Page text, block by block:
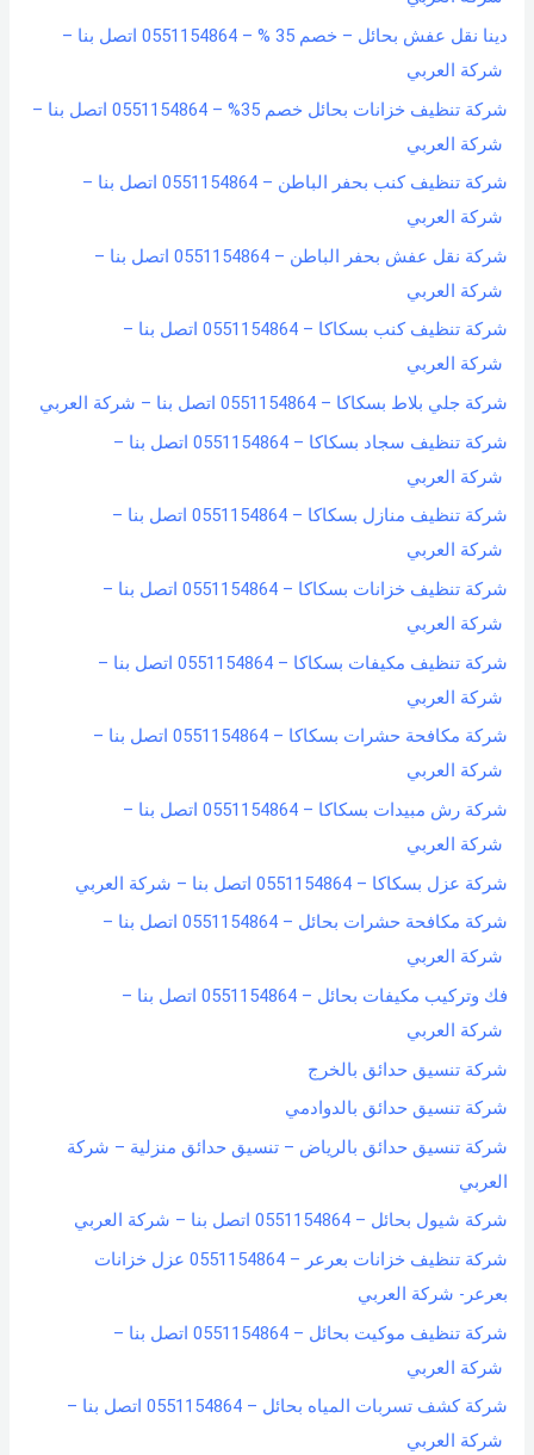
دينا نقل عفش بحائل – خصم 35 % – 0551154864 اتصل بنا –
شركة العربي
شركة تنظيف خزانات بحائل خصم 35% – 0551154864 اتصل بنا –
شركة العربي
شركة تنظيف كنب بحفر الباطن – 0551154864 اتصل بنا –
شركة العربي
شركة نقل عفش بحفر الباطن – 0551154864 اتصل بنا –
شركة العربي
شركة تنظيف كنب بسكاكا – 0551154864 اتصل بنا –
شركة العربي
شركة جلي بلاط بسكاكا – 0551154864 اتصل بنا – شركة العربي
شركة تنظيف سجاد بسكاكا – 0551154864 اتصل بنا –
شركة العربي
شركة تنظيف منازل بسكاكا – 0551154864 اتصل بنا –
شركة العربي
شركة تنظيف خزانات بسكاكا – 0551154864 اتصل بنا –
شركة العربي
شركة تنظيف مكيفات بسكاكا – 0551154864 اتصل بنا –
شركة العربي
شركة مكافحة حشرات بسكاكا – 0551154864 اتصل بنا –
شركة العربي
شركة رش مبيدات بسكاكا – 0551154864 اتصل بنا –
شركة العربي
شركة عزل بسكاكا – 0551154864 اتصل بنا – شركة العربي
شركة مكافحة حشرات بحائل – 0551154864 اتصل بنا –
شركة العربي
فك وتركيب مكيفات بحائل – 0551154864 اتصل بنا –
شركة العربي
شركة تنسيق حدائق بالخرج
شركة تنسيق حدائق بالدوادمي
شركة تنسيق حدائق بالرياض – تنسيق حدائق منزلية – شركة
العربي
شركة شيول بحائل – 0551154864 اتصل بنا – شركة العربي
شركة تنظيف خزانات بعرعر – 0551154864 عزل خزانات
بعرعر- شركة العربي
شركة تنظيف موكيت بحائل – 0551154864 اتصل بنا –
شركة العربي
شركة كشف تسربات المياه بحائل – 0551154864 اتصل بنا –
شركة العربي